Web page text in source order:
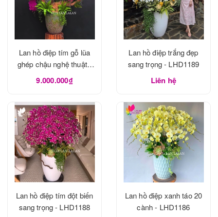
Lan hồ điệp tím gỗ lũa
ghép chậu nghệ thuật -
LHD1190
9.000.000₫
Lan hồ điệp trắng đẹp
sang trọng - LHD1189
Liên hệ
Lan hồ điệp tím đột biến
sang trọng - LHD1188
Lan hồ điệp xanh táo 20
cành - LHD1186